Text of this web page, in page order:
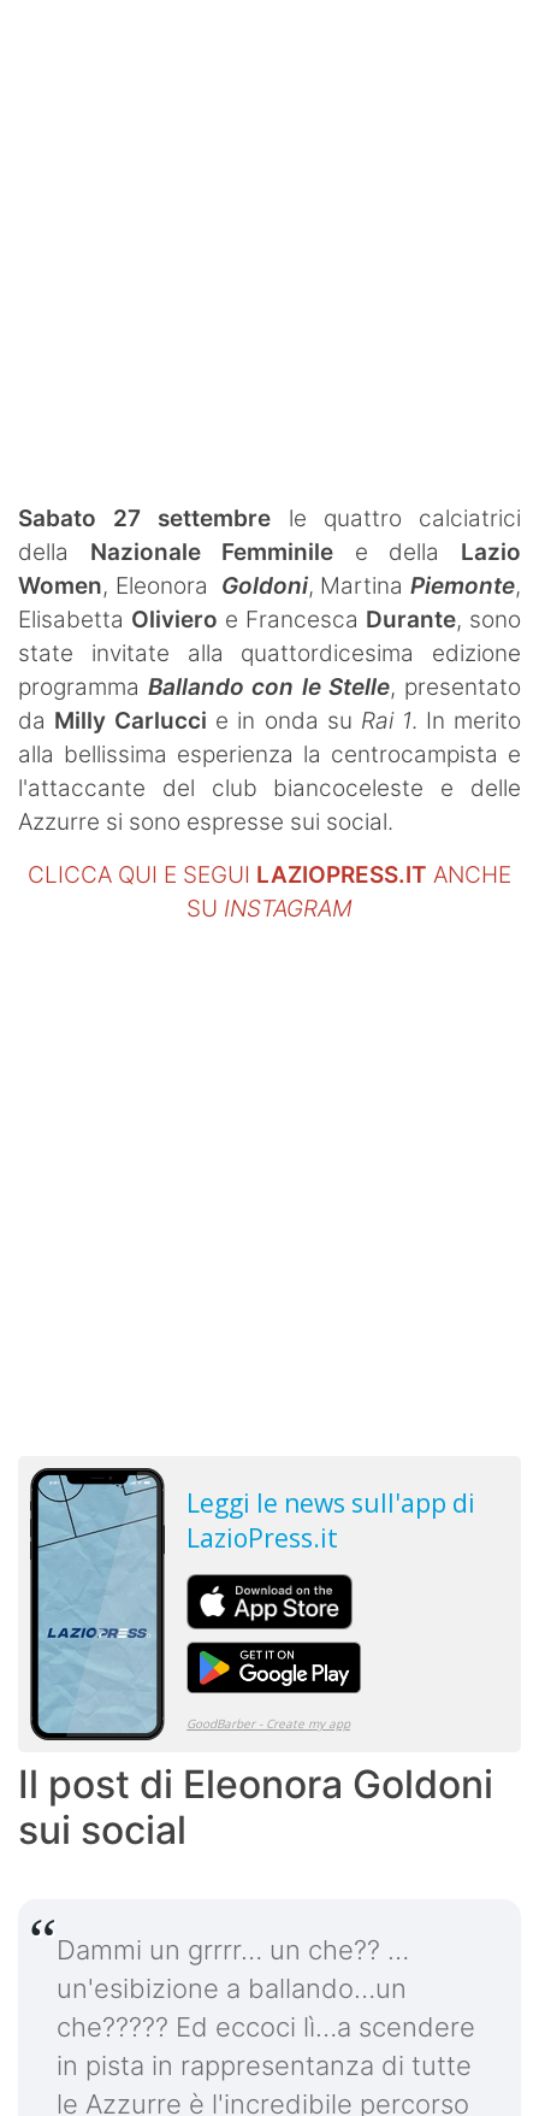
Sabato 27 settembre le quattro calciatrici
della Nazionale Femminile e della Lazio
Women, Eleonora Goldoni, MartinaPiemonte,
Elisabetta Oliviero e Francesca Durante, sono
state invitate alla quattordicesima edizione
programma Ballando con le Stelle, presentato
da Milly Carlucci e in onda su Rai 1. In merito
alla bellissima esperienza la centrocampista e
l'attaccante del club biancoceleste e delle
Azzurre si sono espresse sui social.
CLICCA QUI E SEGUI LAZIOPRESS.IT ANCHE
SU INSTAGRAM
Il post di Eleonora Goldoni
sui social
Dammi un grrrr… un che?? …
un'esibizione a ballando…un
che????? Ed eccoci lì…a scendere
in pista in rappresentanza di tutte
le Azzurre è l'incredibile percorso